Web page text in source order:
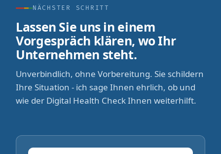
NÄCHSTER SCHRITT
Lassen Sie uns in einem
Vorgespräch klären, wo Ihr
Unternehmen steht.
Unverbindlich, ohne Vorbereitung. Sie schildern
Ihre Situation - ich sage Ihnen ehrlich, ob und
wie der Digital Health Check Ihnen weiterhilft.